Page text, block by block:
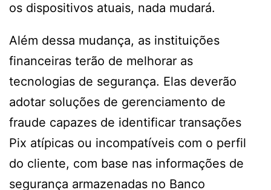
os dispositivos atuais, nada mudará.
Além dessa mudança, as instituições
financeiras terão de melhorar as
tecnologias de segurança. Elas deverão
adotar soluções de gerenciamento de
fraude capazes de identificar transações
Pix atípicas ou incompatíveis com o perfil
do cliente, com base nas informações de
segurança armazenadas no Banco